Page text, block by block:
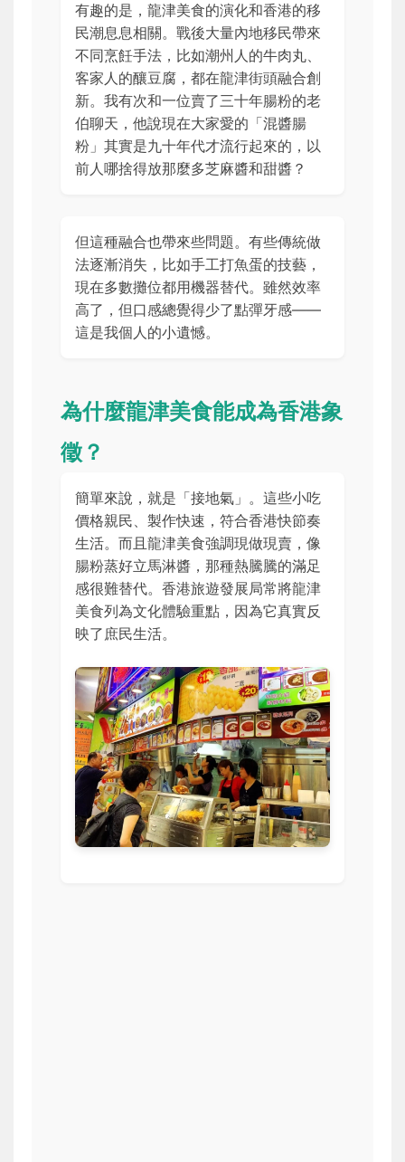
有趣的是，龍津美食的演化和香港的移
民潮息息相關。戰後大量內地移民帶來
不同烹飪手法，比如潮州人的牛肉丸、
客家人的釀豆腐，都在龍津街頭融合創
新。我有次和一位賣了三十年腸粉的老
伯聊天，他說現在大家愛的「混醬腸
粉」其實是九十年代才流行起來的，以
前人哪捨得放那麼多芝麻醬和甜醬？
但這種融合也帶來些問題。有些傳統做
法逐漸消失，比如手工打魚蛋的技藝，
現在多數攤位都用機器替代。雖然效率
高了，但口感總覺得少了點彈牙感——
這是我個人的小遺憾。
為什麼龍津美食能成為香港象
徵？
簡單來說，就是「接地氣」。這些小吃
價格親民、製作快速，符合香港快節奏
生活。而且龍津美食強調現做現賣，像
腸粉蒸好立馬淋醬，那種熱騰騰的滿足
感很難替代。香港旅遊發展局常將龍津
美食列為文化體驗重點，因為它真實反
映了庶民生活。